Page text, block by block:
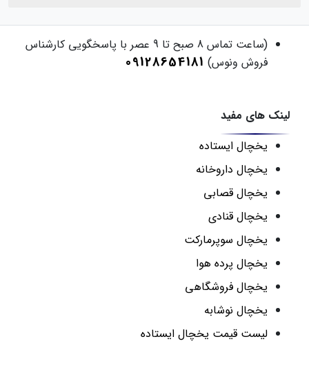
(ساعت تماس 8 صبح تا 9 عصر با پاسخگویی کارشناس
فروش ونوس) 09128654181
لینک های مفید
یخچال ایستاده
یخچال داروخانه
یخچال قصابی
یخچال قنادی
یخچال سوپرمارکت
یخچال پرده هوا
یخچال فروشگاهی
یخچال نوشابه
لیست قیمت یخچال ایستاده